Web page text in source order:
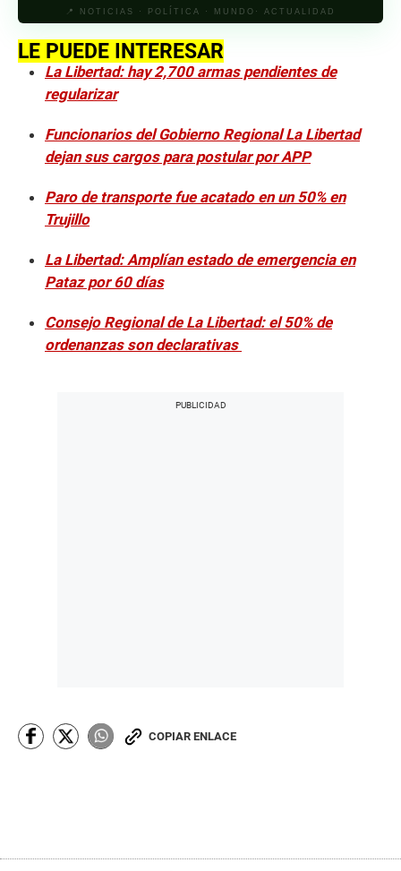
📍 NOTICIAS · POLÍTICA · MUNDO· ACTUALIDAD
LE PUEDE INTERESAR
La Libertad: hay 2,700 armas pendientes de
regularizar
Funcionarios del Gobierno Regional La Libertad
dejan sus cargos para postular por APP
Paro de transporte fue acatado en un 50% en
Trujillo
La Libertad: Amplían estado de emergencia en
Pataz por 60 días
Consejo Regional de La Libertad: el 50% de
ordenanzas son declarativas
COPIAR ENLACE